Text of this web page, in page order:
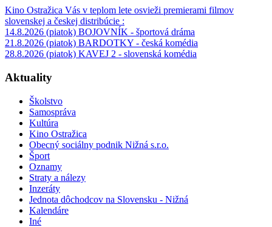
Kino Ostražica Vás v teplom lete osvieži premierami filmov
slovenskej a českej distribúcie :
14.8.2026 (piatok) BOJOVNÍK - športová dráma
21.8.2026 (piatok) BARDOTKY - česká komédia
28.8.2026 (piatok) KAVEJ 2 - slovenská komédia
Aktuality
Školstvo
Samospráva
Kultúra
Kino Ostražica
Obecný sociálny podnik Nižná s.r.o.
Šport
Oznamy
Straty a nálezy
Inzeráty
Jednota dôchodcov na Slovensku - Nižná
Kalendáre
Iné